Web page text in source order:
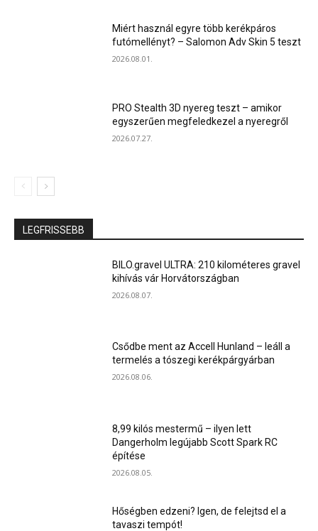
Miért használ egyre több kerékpáros
futómellényt? – Salomon Adv Skin 5 teszt
2026.08.01.
PRO Stealth 3D nyereg teszt – amikor
egyszerűen megfeledkezel a nyeregről
2026.07.27.
LEGFRISSEBB
BILO.gravel ULTRA: 210 kilométeres gravel
kihívás vár Horvátországban
2026.08.07.
Csődbe ment az Accell Hunland – leáll a
termelés a tószegi kerékpárgyárban
2026.08.06.
8,99 kilós mestermű – ilyen lett
Dangerholm legújabb Scott Spark RC
építése
2026.08.05.
Hőségben edzeni? Igen, de felejtsd el a
tavaszi tempót!